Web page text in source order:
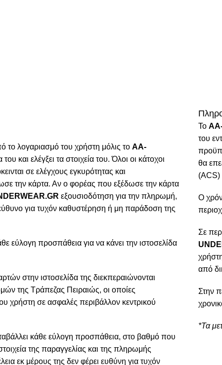
λογαριασμό του χρήστη μόλις το AA-
και ελέγξει τα στοιχεία του. Όλοι οι κάτοχοι
σε ελέγχους εγκυρότητας και
την κάρτα. Αν ο φορέας που εξέδωσε την κάρτα
εξουσιοδότηση για την πληρωμή,
για τυχόν καθυστέρηση ή μη παράδοση της
εύλογη προσπάθεια για να κάνει την ιστοσελίδα
στην ιστοσελίδα της διεκπεραιώνονται
της Τράπεζας Πειραιώς, οι οποίες
χρήστη σε ασφαλές περιβάλλον κεντρικού
κάθε εύλογη προσπάθεια, στο βαθμό που
της παραγγελίας και της πληρωμής
εκ μέρους της δεν φέρει ευθύνη για τυχόν
To
του
θα
(ACS)
Ο
Σε
από
Στην
*Τα